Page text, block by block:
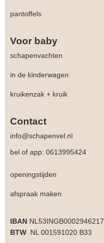
pantoffels
Voor baby
schapenvachten
in de kinderwagen
kruikenzak + kruik
Contact
info@schapenvel.nl
bel of app: 0613995424
openingstijden
afspraak maken
IBAN NL53INGB0002946217
BTW NL 001591020 B33